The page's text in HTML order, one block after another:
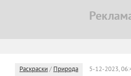
Раскраски / Природа 5-12-2023,